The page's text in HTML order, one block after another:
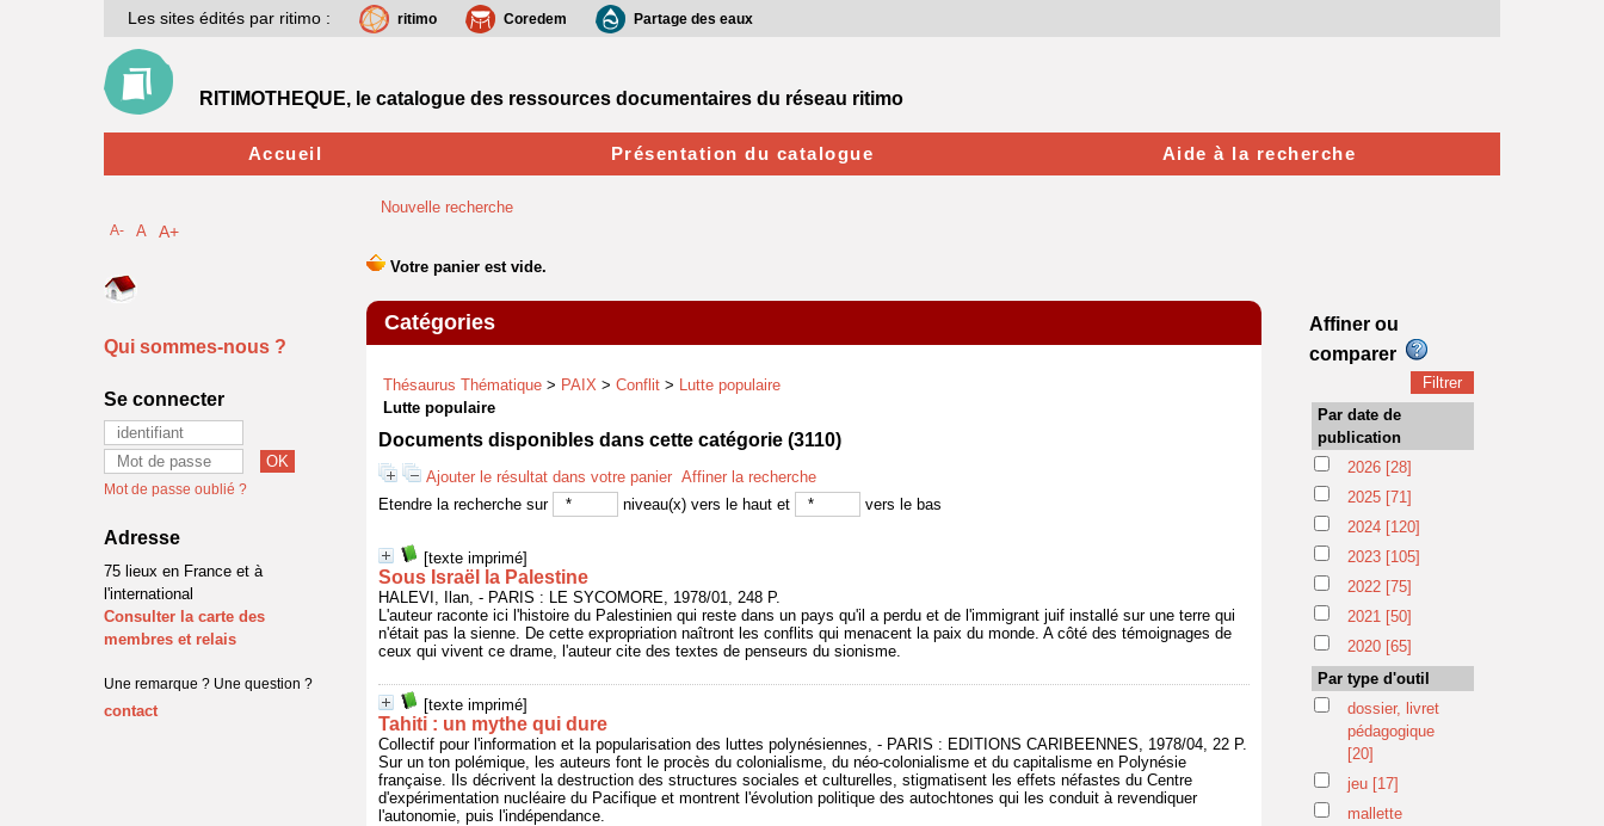
Nouvelle recherche
Catégories
Thésaurus Thématique > PAIX > Conflit > Lutte populaire
Lutte populaire
Documents disponibles dans cette catégorie (3110)
Ajouter le résultat dans votre panier Affiner la recherche
Etendre la recherche sur
niveau(x) vers le haut et vers le bas
[texte imprimé]
Sous Israël la Palestine
HALEVI, Ilan, - PARIS : LE SYCOMORE, 1978/01, 248 P.
L'auteur raconte ici l'histoire du Palestinien qui reste dans un pays qu'il a perdu et de l'immigrant juif installé sur une terre qui
n'était pas la sienne. De cette expropriation naîtront les conflits qui menacent la paix du monde. A côté des témoignages de
ceux qui vivent ce drame, l'auteur cite des textes de penseurs du sionisme.
[texte imprimé]
Tahiti : un mythe qui dure
Collectif pour l'information et la popularisation des luttes polynésiennes, - PARIS : EDITIONS CARIBEENNES, 1978/04, 22 P.
Sur un ton polémique, les auteurs font le procès du colonialisme, du néo-colonialisme et du capitalisme en Polynésie
française. Ils décrivent la destruction des structures sociales et culturelles, stigmatisent les effets néfastes du Centre
d'expérimentation nucléaire du Pacifique et montrent l'évolution politique des autochtones qui les conduit à revendiquer
l'autonomie, puis l'indépendance.
Les sites édités par ritimo : ritimo Coredem Partage des eaux
RITIMOTHEQUE, le catalogue des ressources documentaires du réseau ritimo
Accueil Présentation du catalogue Aide à la recherche
A- A A+
Qui sommes-nous ?
Se connecter
Mot de passe oublié ?
Adresse
75 lieux en France et à
l'international
Consulter la carte des
membres et relais
Une remarque ? Une question ?
contact
Affiner ou
comparer
Par date de
publication
2026 [28]
2025 [71]
2024 [120]
2023 [105]
2022 [75]
2021 [50]
2020 [65]
Par type d'outil
dossier, livret
pédagogique
[20]
jeu [17]
mallette